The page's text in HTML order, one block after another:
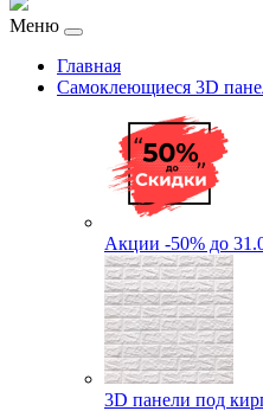
Меню
Главная
Самоклеющиеся 3D
Акции -50% до
3D панели под